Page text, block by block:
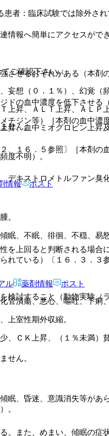
者：臨床試験では除外され
せるおそれがある（本
の血中濃度を低下させる
ジン等）［本剤の血中
１６．５参照〕［本剤
キストロメトルファン
を上回ると判断される場
れている）〔１６．３．３参
討すること（動物実験（
眠、昏迷、意識消失等が
。
想（０．１％）、幻覚（
昇、ＡＬＴ上昇、ＡＬＰ
、血中ミオグロビン上
度不明）。
。
、不眠、徘徊、不穏、易
管潰瘍、悪心、嘔吐、下痢
上室性期外収縮。
ＣＫ上昇、（１％未満）
また、めまい、傾眠の症
情報へ簡単にアクセスができ
ご確認下さい。
せん。
情報 ポスト
ル 薬剤情報 ポスト
せん。